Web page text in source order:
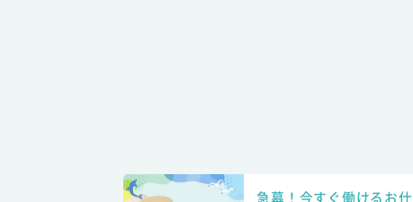
急募！今すぐ働けるお仕